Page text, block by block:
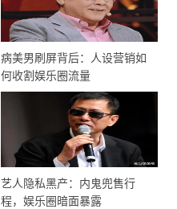
病美男刷屏背后：人设营销如
何收割娱乐圈流量
艺人隐私黑产：内鬼兜售行
程，娱乐圈暗面暴露